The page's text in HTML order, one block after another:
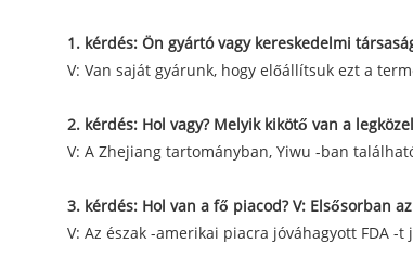
1. kérdés: Ön gyártó vagy kereskedelmi
V: Van saját gyárunk, hogy előállítsuk ezt a
2. kérdés: Hol vagy? Melyik kikötő van a
V: A Zhejiang tartományban, Yiwu -ban
3. kérdés: Hol van a fő piacod? V: Elsősorban
V: Az észak -amerikai piacra jóváhagyott FDA -